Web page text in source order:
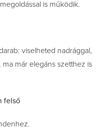
is működik.
viselheted nadrággal,
már elegáns szetthez is
felső